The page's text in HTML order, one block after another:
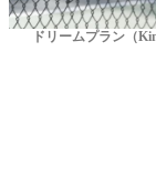
ドリームプラン（